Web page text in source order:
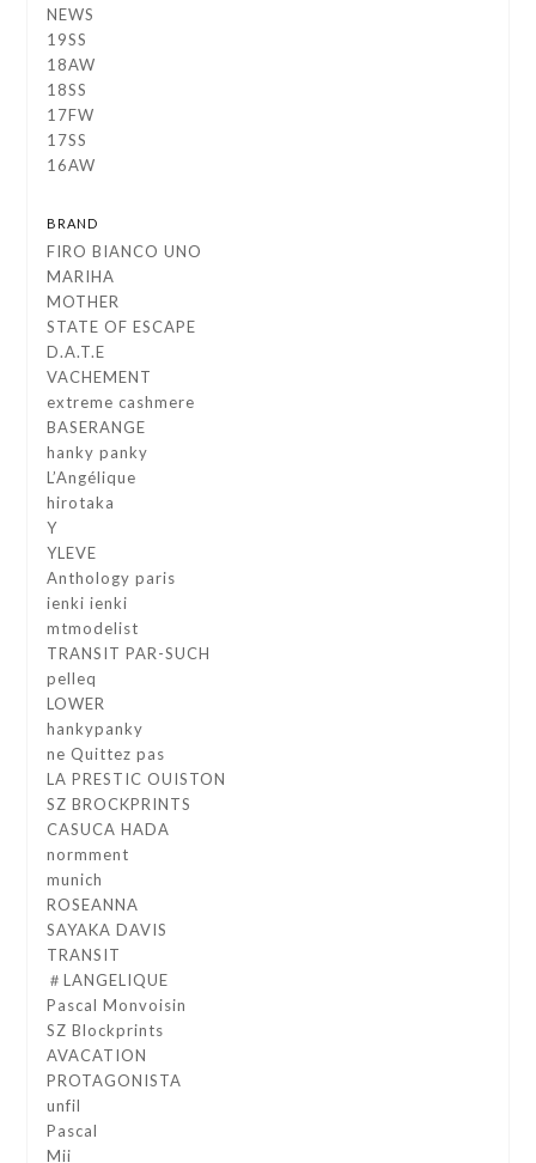
NEWS
19SS
18AW
18SS
17FW
17SS
16AW
BRAND
FIRO BIANCO UNO
MARIHA
MOTHER
STATE OF ESCAPE
D.A.T.E
VACHEMENT
extreme cashmere
BASERANGE
hanky panky
L’Angélique
hirotaka
Y
YLEVE
Anthology paris
ienki ienki
mtmodelist
TRANSIT PAR-SUCH
pelleq
LOWER
hankypanky
ne Quittez pas
LA PRESTIC OUISTON
SZ BROCKPRINTS
CASUCA HADA
normment
munich
ROSEANNA
SAYAKA DAVIS
TRANSIT
＃LANGELIQUE
Pascal Monvoisin
SZ Blockprints
AVACATION
PROTAGONISTA
unfil
Pascal
Mii